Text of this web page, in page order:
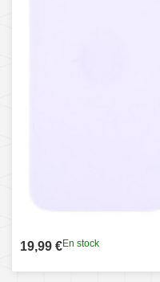
19,99 €En stock